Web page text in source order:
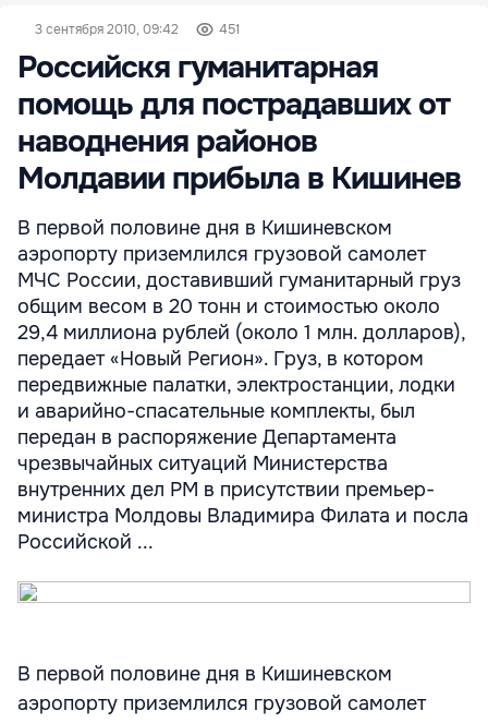
3 сентября 2010, 09:42 451
Российскя гуманитарная
помощь для пострадавших от
наводнения районов
Молдавии прибыла в Кишинев
В первой половине дня в Кишиневском
аэропорту приземлился грузовой самолет
МЧС России, доставивший гуманитарный груз
общим весом в 20 тонн и стоимостью около
29,4 миллиона рублей (около 1 млн. долларов),
передает «Новый Регион». Груз, в котором
передвижные палатки, электростанции, лодки
и аварийно-спасательные комплекты, был
передан в распоряжение Департамента
чрезвычайных ситуаций Министерства
внутренних дел РМ в присутствии премьер-
министра Молдовы Владимира Филата и посла
Российской ...
В первой половине дня в Кишиневском
аэропорту приземлился грузовой самолет